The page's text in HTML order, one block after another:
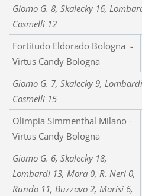
Giomo G. 8, Skalecky 16,
Cosmelli 12
Fortitudo Eldorado Bologna -
Virtus Candy Bologna
Giomo G. 7, Skalecky 9,
Cosmelli 15
Olimpia Simmenthal Milano -
Virtus Candy Bologna
Giomo G. 6, Skalecky 18,
Lombardi 13, Mora 0, R. Neri 0,
Rundo 11, Buzzavo 2, Marisi 6,